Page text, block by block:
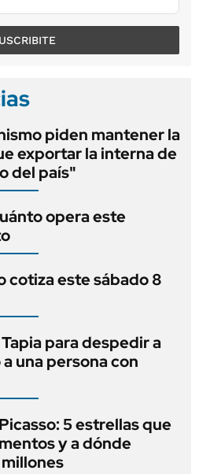
piden mantener la
exportar la interna de
del país"
opera este
cotiza este sábado 8
para despedir a
una persona con
5 estrellas que
y a dónde